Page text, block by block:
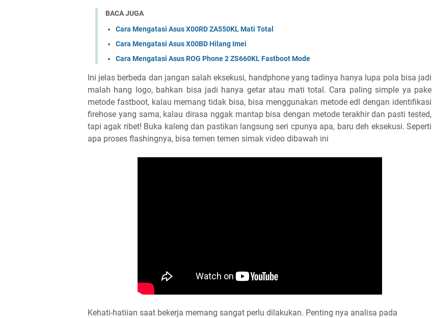
BACA JUGA
Cara Mengatasi Asus X00RD ZA550KL Mati Total
Cara Mengatasi Asus X00BD Hilang Imei
Cara Mengatasi Asus ROG Phone 2 ZS660KL Fastboot Mode
Ini jelas berbeda dan jangan salah eksekusi, handphone yang tadinya hanya lupa pola bisa jadi
malah hang logo, bahkan bisa jadi hanya getar atau mati total. Cara paling simple ya pake
metode fastboot, kalau memang tidak bisa, bisa menggunakan metode edl dengan identifikasi
firehose yang sama, kalau dirasa nggak mantap bisa dengan metode terakhir dan pasti tested,
tapi agak ribet! Buka kaleng dan pastikan langsung seri cpunya apa, baru deh eksekusi. Seperti
apa proses flashingnya, bisa temen temen simak video dibawah ini
Kehati-hatiian saat bekerja memang sangat perlu dilakukan. Penting nya analisa pada